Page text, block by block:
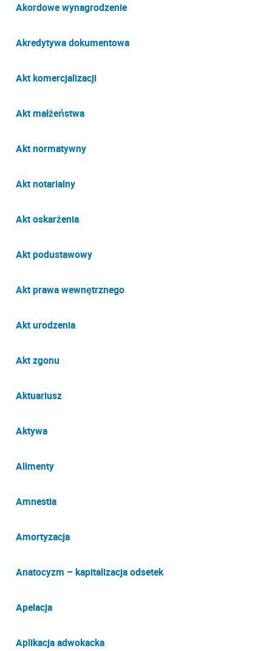
Akordowe wynagrodzenie
Akredytywa dokumentowa
Akt komercjalizacji
Akt małżeństwa
Akt normatywny
Akt notarialny
Akt oskarżenia
Akt podustawowy
Akt prawa wewnętrznego
Akt urodzenia
Akt zgonu
Aktuariusz
Aktywa
Alimenty
Amnestia
Amortyzacja
Anatocyzm – kapitalizacja odsetek
Apelacja
Aplikacja adwokacka